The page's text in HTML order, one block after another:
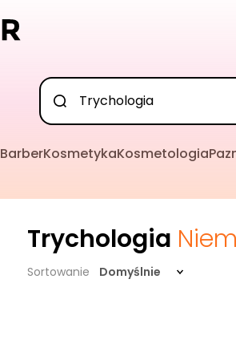
BarberKosmetykaKosmetologia
Trychologia
Sortowanie Domyślnie